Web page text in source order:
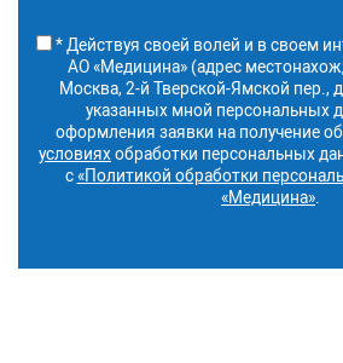
* Действуя своей волей и в своем
АО «Медицина» (адрес
Москва, 2-й Тверской-Ямской пер.,
указанных мной персональных
оформления заявки на получение
условияхобработки персональных
с«Политикой обработки
«Медицина».